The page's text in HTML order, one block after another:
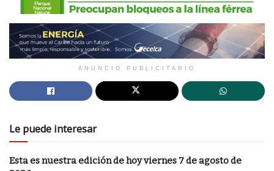
ANUNCIO PUBLICITARIO
Le puede interesar
Esta es nuestra edición de hoy viernes 7 de agosto de